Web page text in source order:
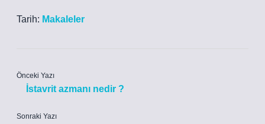
Tarih: Makaleler
Önceki Yazı
İstavrit azmanı nedir ?
Sonraki Yazı